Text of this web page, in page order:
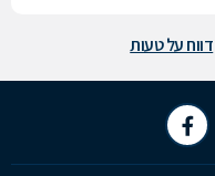
דווח על טעות